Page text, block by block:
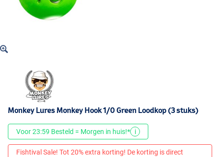
Monkey Lures Monkey Hook 1/0 Green Loodkop (3 stuks)
Voor 23:59 Besteld = Morgen in huis!* i
Fishtival Sale! Tot 20% extra korting! De korting is direct